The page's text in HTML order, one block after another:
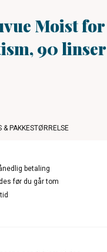
Moist for
90 linser
& PAKKESTØRRELSE
betaling
før du går tom